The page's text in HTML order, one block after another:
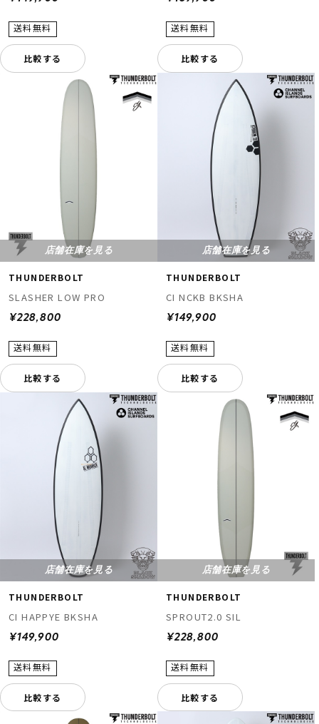
比較する 比較する
店舗在庫を見る
THUNDERBOLT
SLASHER LOW PRO
¥228,800
比較する
店舗在庫を見る
THUNDERBOLT
CI NCKB BKSHA
¥149,900
比較する
店舗在庫を見る
THUNDERBOLT
CI HAPPYE BKSHA
¥149,900
比較する
店舗在庫を見る
THUNDERBOLT
SPROUT2.0 SIL
¥228,800
比較する